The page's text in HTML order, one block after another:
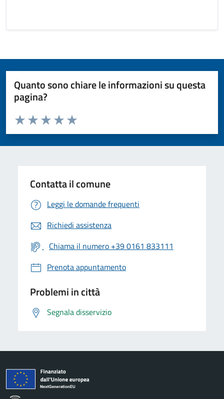
Quanto sono chiare le informazioni su questa
pagina?
Valuta da 1 a 5 stelle la pagina
Valuta 5 stelle su 5
Valuta 4 stelle su 5
Valuta 3 stelle su 5
Valuta 2 stelle su 5
Valuta 1 stelle su 5
Contatta il comune
Leggi le domande frequenti
Richiedi assistenza
Chiama il numero +39 0161 833111
Prenota appuntamento
Problemi in città
Segnala disservizio